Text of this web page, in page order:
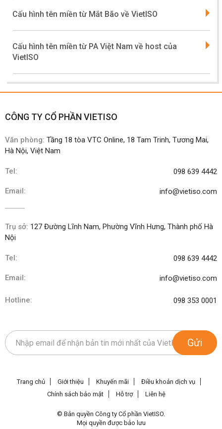
Cấu hình tên miền từ Mắt Bão về VietISO
Cấu hình tên miền từ PA Việt Nam về host của
VietISO
CÔNG TY CỔ PHẦN VIETISO
Văn phòng: Tầng 18 tòa VTC Online, 18 Tam Trinh, Tương Mai,
Hà Nội, Việt Nam
Tel: 098 639 4442
Email: info@vietiso.com
Trụ sở: 127 Đường Lĩnh Nam, Phường Vĩnh Hưng, Thành phố Hà
Nội
Tel: 098 639 4442
Email: info@vietiso.com
Hotline: 098 353 0001
Gửi
Trang chủ Giới thiệu Khuyến mãi
Điều khoản dịch vụ
Chính sách bảo mật
Hỗ trợ Liên hệ
© Bản quyền Công ty Cổ phần VietISO.
Mọi quyền được bảo lưu